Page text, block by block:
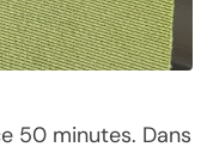
50 minutes. Dans